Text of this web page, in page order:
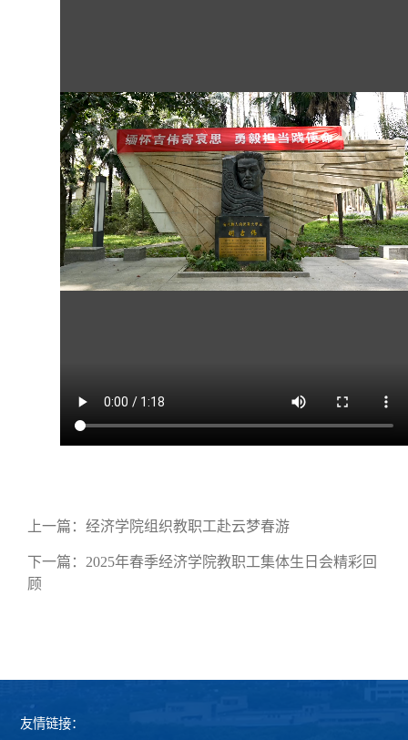
上一篇：经济学院组织教职工赴云梦春游
下一篇：2025年春季经济学院教职工集体生日会精彩回
顾
友情链接：